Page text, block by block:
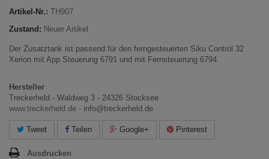
Artikel-Nr.: TH907
Zustand: Neuer Artikel
Der Zusatztank ist passend für den ferngesteuerten Siku Control 32
Xerion mit App Steuerung 6791 und mit Fernsteuerung 6794.
Hersteller
Treckerheld - Waldweg 3 - 24326 Stocksee
www.treckerheld.de - info@treckerheld.de
Tweet Teilen Google+ Pinterest
Ausdrucken